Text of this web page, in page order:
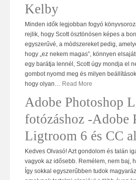
Kelby
Minden idők legjobban fogyó
rejlik, hogy Scott ösztönösen képes a
egyszerűvé, a módszereket pedig,
hogy „ez nekem magas”, könnyen
egy barátja lennél, Scott úgy mondja el
gombot nyomd meg és milyen
hogy olyan… Read More
Adobe Photoshop
fotózáshoz -Adobe
Ligtroom 6 és CC
Kedves Olvasó! Azt gondolom és talán
vagyok az idősebb. Remélem, nem baj,
Így sokkal egyszerűbben tudok